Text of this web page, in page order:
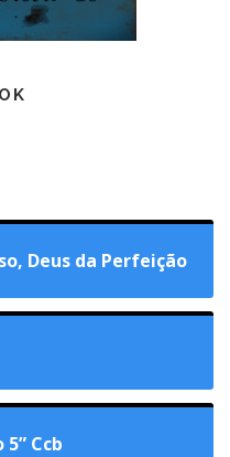
Deus da Perfeição
Ccb